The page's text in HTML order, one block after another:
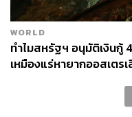
WORLD
ทำไมสหรัฐฯ อนุมัติเงินกู้
เหมืองแร่หายากออสเตร